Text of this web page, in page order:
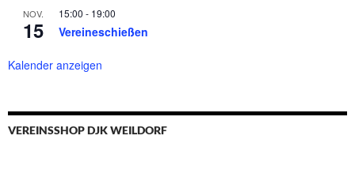
NOV.
15
15:00 - 19:00
Vereineschießen
Kalender anzeigen
VEREINSSHOP DJK WEILDORF